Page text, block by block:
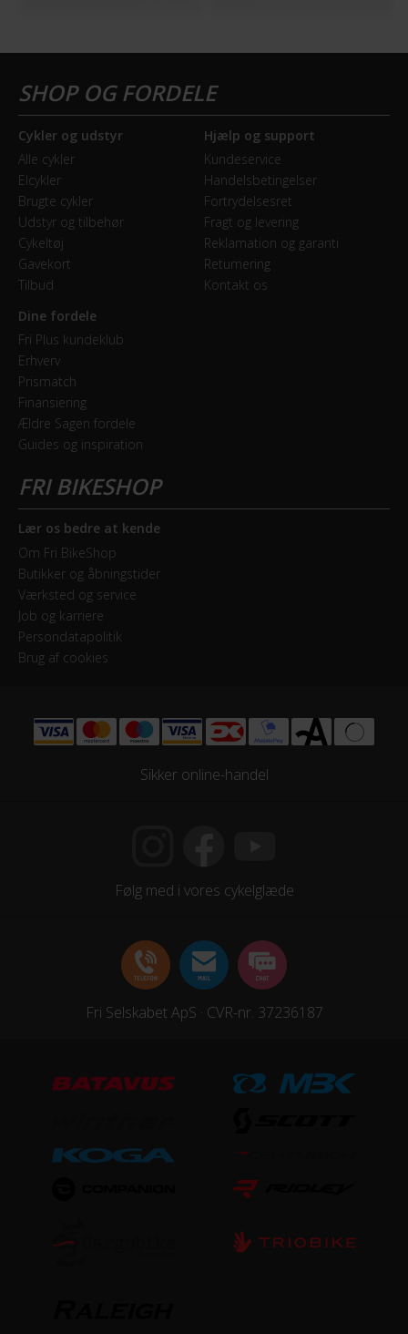
Cykler og udstyr
Alle cykler
Elcykler
Brugte cykler
Udstyr og tilbehør
Cykeltøj
Gavekort
Tilbud
Hjælp og support
Kundeservice
Handelsbetingelser
Fortrydelsesret
Fragt og levering
Reklamation og garanti
Returnering
Kontakt os
Dine fordele
Fri Plus kundeklub
Erhverv
Prismatch
Finansiering
Ældre Sagen fordele
Guides og inspiration
Lær os bedre at kende
Om Fri BikeShop
Butikker og åbningstider
Værksted og service
Job og karriere
Persondatapolitik
Brug af cookies
Sikker online-handel
Følg med i vores cykelglæde
Fri Selskabet ApS · CVR-nr. 37236187